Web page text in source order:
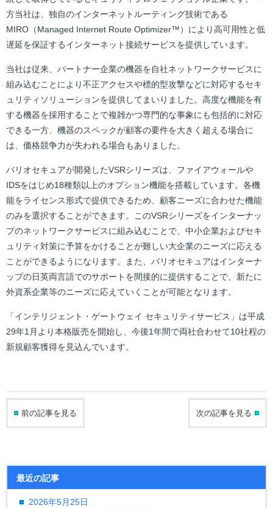
方当社は、独自のインターネットルーティング技術である
MIRO（Managed Internet Route Optimizer™）により高可用性と低
遅延を保証するインターネット接続サービスを提供しています。
当社は従来、パートナー企業の機器を自社ネットワークサービスに
組み込むことにより不正アクセスや標的型攻撃などに対応するセキ
ュリティソリューションを提供してまいりました。高度な機能を有
する機器を採用することで複雑かつ専門的な事象にも包括的に対応
できる一方、機器のスペックが顧客の要件を大きく超える場合に
は、価格競争力が失われる場合もありました。
バリオセキュアが開発したVSRシリーズは、ファイアウォールや
IDSをはじめ18種類以上のオプション機能を搭載しています。各機
能をライセンス形式で提供できるため、顧客ニーズに合わせた機能
のみを選択することができます。このVSRシリーズをインターナッ
プのネットワークサービスに組み込むことで、中小企業およびセキ
ュリティ対策に予算をかけることが難しい大企業のニーズに応える
ことができるようになります。また、バリオセキュアはインターナ
ップの日英両言語でのサポートを間接的に提供することで、新たに
外資系企業等のニーズに応えていくことが可能となります。
「インテリジェント・ゲートウェイ セキュリティサービス」は平成
29年1月より本格販売を開始し、今後1年間で両社合わせて10社程の
新規顧客獲得を見込んでいます。
前の記事を見る 次の記事を見る
最近の記事
2026年5月25日